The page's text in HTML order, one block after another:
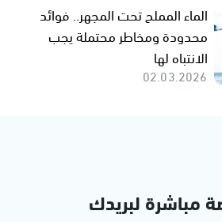
الماء المملح تحت المجهر.. فوائد
محدودة ومخاطر محتملة يجب
الانتباه لها
02.03.2026
مباشرة لبريدك